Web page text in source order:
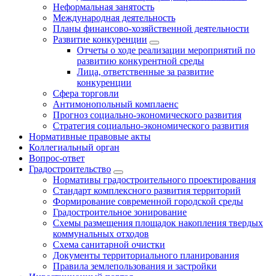
Неформальная занятость
Международная деятельность
Планы финансово-хозяйственной деятельности
Развитие конкуренции
Отчеты о ходе реализации мероприятий по
развитию конкурентной среды
Лица, ответственные за развитие
конкуренции
Сфера торговли
Антимонопольный комплаенс
Прогноз социально-экономического развития
Стратегия социально-экономического развития
Нормативные правовые акты
Коллегиальный орган
Вопрос-ответ
Градостроительство
Нормативы градостроительного проектирования
Стандарт комплексного развития территорий
Формирование современной городской среды
Градостроительное зонирование
Схемы размещения площадок накопления твердых
коммунальных отходов
Схема санитарной очистки
Документы территориального планирования
Правила землепользования и застройки